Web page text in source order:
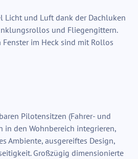
Licht und Luft dank der Dachluken
und Fliegengittern.
im Heck sind mit Rollos
Pilotensitzen (Fahrer- und
in den Wohnbereich integrieren,
Ambiente, ausgereiftes Design,
Großzügig dimensionierte